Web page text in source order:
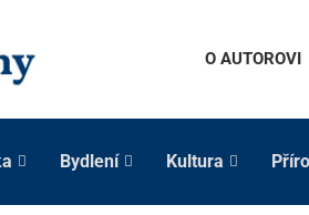
O AUTOROVI
Bydlení Kultura